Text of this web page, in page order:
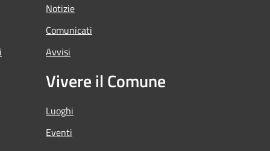
Notizie
Comunicati
Avvisi
Vivere il Comune
Luoghi
Eventi